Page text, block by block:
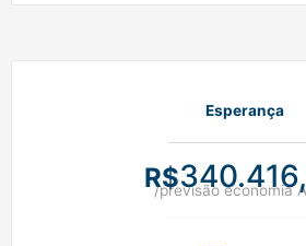
Esperança
R$
/previsão economia